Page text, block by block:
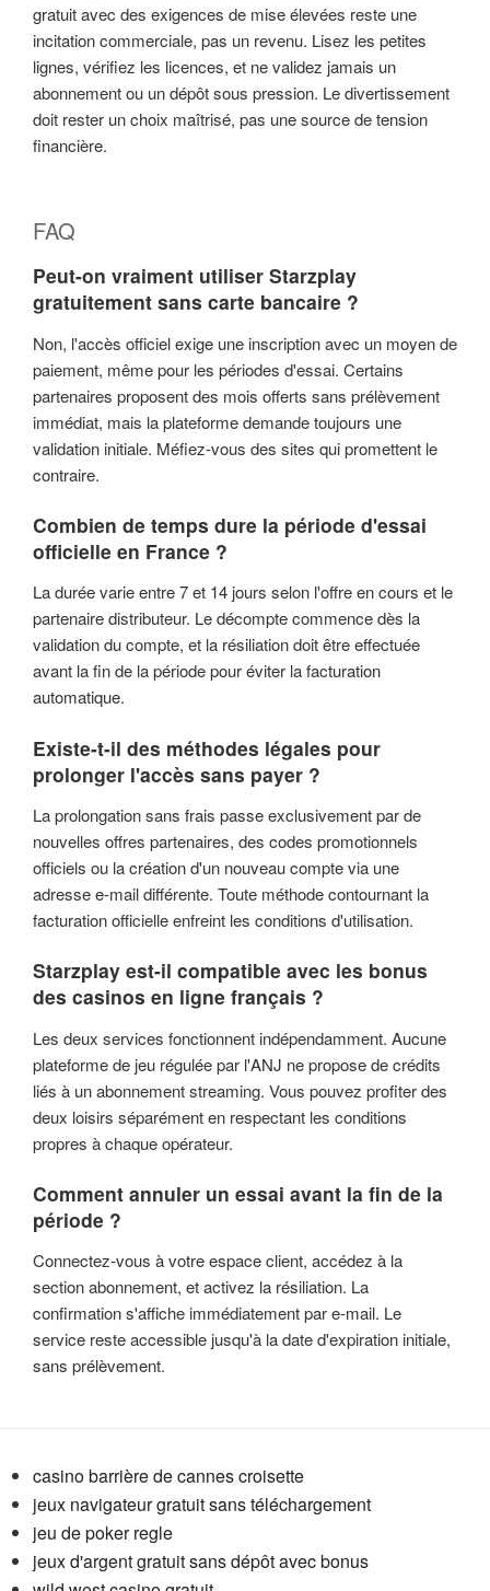
gratuit avec des exigences de mise élevées reste une
incitation commerciale, pas un revenu. Lisez les petites
lignes, vérifiez les licences, et ne validez jamais un
abonnement ou un dépôt sous pression. Le divertissement
doit rester un choix maîtrisé, pas une source de tension
financière.
FAQ
Peut-on vraiment utiliser Starzplay
gratuitement sans carte bancaire ?
Non, l'accès officiel exige une inscription avec un moyen de
paiement, même pour les périodes d'essai. Certains
partenaires proposent des mois offerts sans prélèvement
immédiat, mais la plateforme demande toujours une
validation initiale. Méfiez-vous des sites qui promettent le
contraire.
Combien de temps dure la période d'essai
officielle en France ?
La durée varie entre 7 et 14 jours selon l'offre en cours et le
partenaire distributeur. Le décompte commence dès la
validation du compte, et la résiliation doit être effectuée
avant la fin de la période pour éviter la facturation
automatique.
Existe-t-il des méthodes légales pour
prolonger l'accès sans payer ?
La prolongation sans frais passe exclusivement par de
nouvelles offres partenaires, des codes promotionnels
officiels ou la création d'un nouveau compte via une
adresse e-mail différente. Toute méthode contournant la
facturation officielle enfreint les conditions d'utilisation.
Starzplay est-il compatible avec les bonus
des casinos en ligne français ?
Les deux services fonctionnent indépendamment. Aucune
plateforme de jeu régulée par l'ANJ ne propose de crédits
liés à un abonnement streaming. Vous pouvez profiter des
deux loisirs séparément en respectant les conditions
propres à chaque opérateur.
Comment annuler un essai avant la fin de la
période ?
Connectez-vous à votre espace client, accédez à la
section abonnement, et activez la résiliation. La
confirmation s'affiche immédiatement par e-mail. Le
service reste accessible jusqu'à la date d'expiration initiale,
sans prélèvement.
casino barrière de cannes croisette
jeux navigateur gratuit sans téléchargement
jeu de poker regle
jeux d'argent gratuit sans dépôt avec bonus